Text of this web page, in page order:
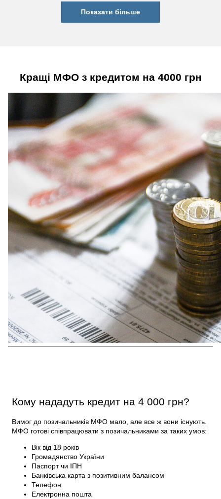
Показати більше
Кращі МФО з кредитом на 4000 грн
Кому нададуть кредит на 4 000 грн?
Вимог до позичальників МФО мало, але все ж вони існують.
МФО готові співпрацювати з позичальниками за таких умов:
Вік від 18 років
Громадянство України
Паспорт чи ІПН
Банківська карта з позитивним балансом
Телефон
Електронна пошта